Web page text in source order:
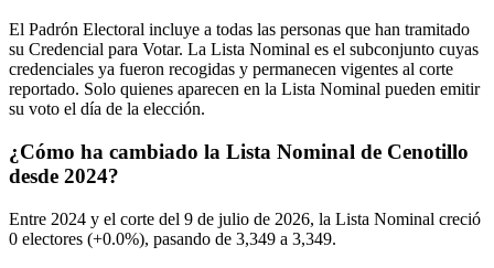
El Padrón Electoral incluye a todas las personas que han tramitado
su Credencial para Votar. La Lista Nominal es el subconjunto cuyas
credenciales ya fueron recogidas y permanecen vigentes al corte
reportado. Solo quienes aparecen en la Lista Nominal pueden emitir
su voto el día de la elección.
¿Cómo ha cambiado la Lista Nominal de Cenotillo
desde 2024?
Entre 2024 y el corte del 9 de julio de 2026, la Lista Nominal creció
0 electores (+0.0%), pasando de 3,349 a 3,349.